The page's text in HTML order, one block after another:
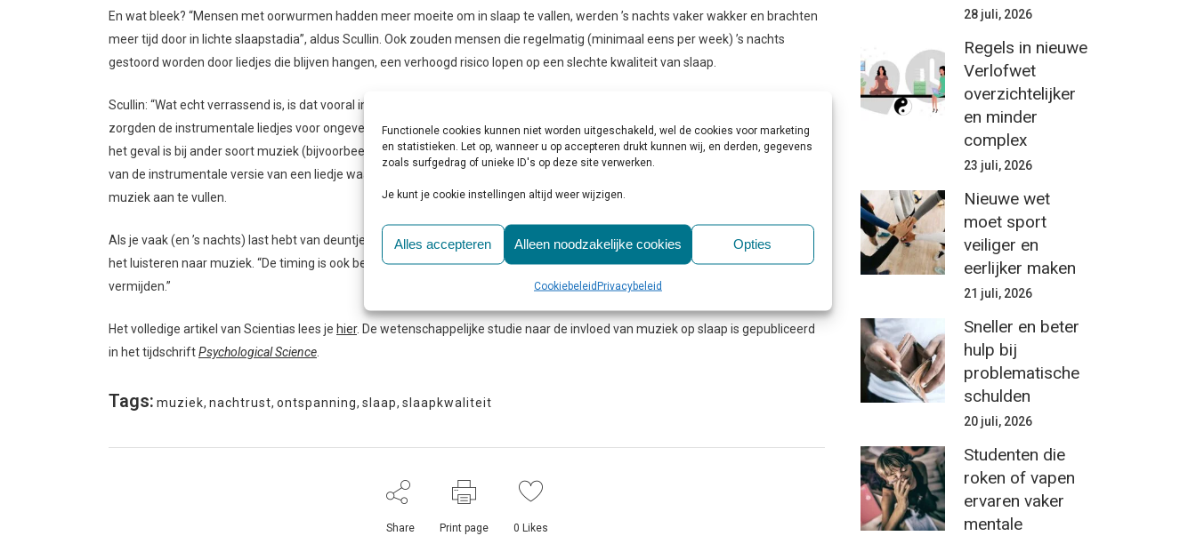
Functionele cookies kunnen niet worden uitgeschakeld, wel de cookies voor marketing
en statistieken. Let op, wanneer u op accepteren drukt kunnen wij, en derden, gegevens
zoals surfgedrag of unieke ID's op deze site verwerken.
Je kunt je cookie instellingen altijd weer wijzigen.
Alles accepteren Alleen noodzakelijke cookies Opties
CookiebeleidPrivacybeleid
En wat bleek? “Mensen met oorwurmen hadden meer moeite om in slaap te vallen, werden ’s nachts vaker wakker en brachten
meer tijd door in lichte slaapstadia”, aldus Scullin. Ook zouden mensen die regelmatig (minimaal eens per week) ’s nachts
gestoord worden door liedjes die blijven hangen, een verhoogd risico lopen op een slechte kwaliteit van slaap.
Scullin: “Wat echt verrassend is, is dat vooral instrumentale muziek leidt tot een slechtere slaapkwaliteit.” In het experiment
zorgden de instrumentale liedjes voor ongeveer twee keer zoveel muzikale oorwurmen als de liedjes met zang erin. Of dit ook
het geval is bij ander soort muziek (bijvoorbeeld klassieke muziek zonder zang) is echter niet duidelijk. Wellicht zorgt het horen
van de instrumentale versie van een liedje waarvan men de tekst al kent er juist voor dat de hersenen bezig blijven om de
muziek aan te vullen.
Als je vaak (en ’s nachts) last hebt van deuntjes die maar in je hoofd blijven hangen, raadt Scullin aan om wat te minderen met
het luisteren naar muziek. “De timing is ook belangrijk”, vult hij aan. “Probeer muziek met name voor het slapengaan te
vermijden.”
Het volledige artikel van Scientias lees je hier. De wetenschappelijke studie naar de invloed van muziek op slaap is gepubliceerd
in het tijdschriftPsychological Science.
Tags: muziek, nachtrust, ontspanning, slaap, slaapkwaliteit
Share Print page 0 Likes
28 juli, 2026
Regels in nieuwe
Verlofwet
overzichtelijker
en minder
complex
23 juli, 2026
Nieuwe wet
moet sport
veiliger en
eerlijker maken
21 juli, 2026
Sneller en beter
hulp bij
problematische
schulden
20 juli, 2026
Studenten die
roken of vapen
ervaren vaker
mentale